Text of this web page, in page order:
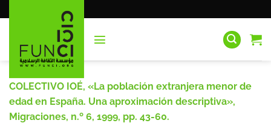
al
COLECTIVO IOÉ, «La población extranjera menor de
edad en España. Una aproximación descriptiva»,
Migraciones, n.º 6, 1999, pp. 43-60.